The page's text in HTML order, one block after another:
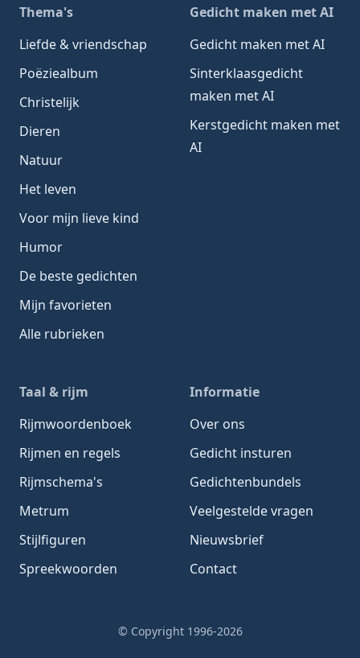
Thema's
Liefde & vriendschap
Poëziealbum
Christelijk
Dieren
Natuur
Het leven
Voor mijn lieve kind
Humor
De beste gedichten
Mijn favorieten
Alle rubrieken
Gedicht maken met AI
Gedicht maken met AI
Sinterklaasgedicht
maken met AI
Kerstgedicht maken met
AI
Taal & rijm
Rijmwoordenboek
Rijmen en regels
Rijmschema's
Metrum
Stijlfiguren
Spreekwoorden
Informatie
Over ons
Gedicht insturen
Gedichtenbundels
Veelgestelde vragen
Nieuwsbrief
Contact
© Copyright 1996-2026